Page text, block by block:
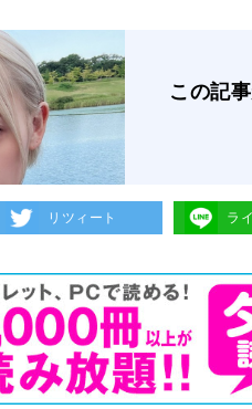
この記
リツィート ラ